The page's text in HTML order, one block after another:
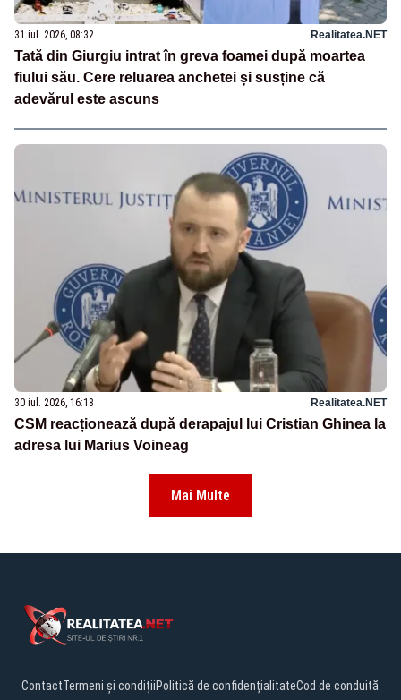
31 iul. 2026, 08:32 Realitatea.NET
Tată din Giurgiu intrat în greva foamei după moartea
fiului său. Cere reluarea anchetei și susține că
adevărul este ascuns
30 iul. 2026, 16:18 Realitatea.NET
CSM reacționează după derapajul lui Cristian Ghinea la
adresa lui Marius Voineag
Mai Multe
ContactTermeni și condițiiPolitică de confidențialitateCod de conduită